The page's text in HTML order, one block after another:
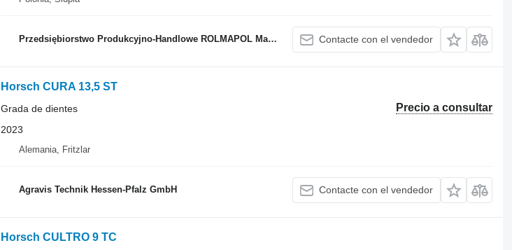
Przedsiębiorstwo Produkcyjno-Handlowe ROLMAPOL Marcin Dziekan Contacte con el vendedor
Horsch CURA 13,5 ST
Precio a consultar
Grada de dientes
2023
Alemania, Fritzlar
Agravis Technik Hessen-Pfalz GmbH Contacte con el vendedor
Horsch CULTRO 9 TC